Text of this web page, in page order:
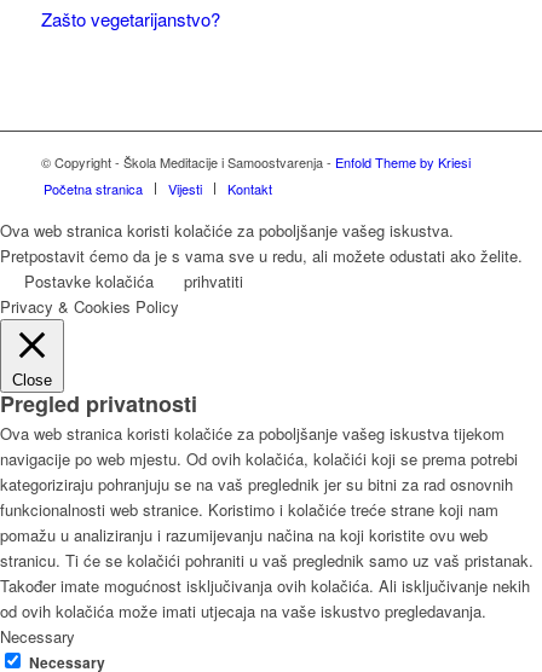
Zašto vegetarijanstvo?
© Copyright - Škola Meditacije i Samoostvarenja - Enfold Theme by Kriesi
Početna stranica
Vijesti Kontakt
Ova web stranica koristi kolačiće za poboljšanje vašeg iskustva.
Pretpostavit ćemo da je s vama sve u redu, ali možete odustati ako želite.
Postavke kolačića
prihvatiti
Privacy & Cookies Policy
Close
Pregled privatnosti
Ova web stranica koristi kolačiće za poboljšanje vašeg iskustva tijekom
navigacije po web mjestu. Od ovih kolačića, kolačići koji se prema potrebi
kategoriziraju pohranjuju se na vaš preglednik jer su bitni za rad osnovnih
funkcionalnosti web stranice. Koristimo i kolačiće treće strane koji nam
pomažu u analiziranju i razumijevanju načina na koji koristite ovu web
stranicu. Ti će se kolačići pohraniti u vaš preglednik samo uz vaš pristanak.
Također imate mogućnost isključivanja ovih kolačića. Ali isključivanje nekih
od ovih kolačića može imati utjecaja na vaše iskustvo pregledavanja.
Necessary
Necessary